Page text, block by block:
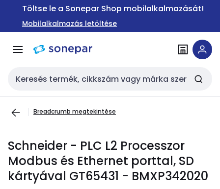
Ugrás a
Ugrás a
tartalomra
Töltse le a Sonepar Shop mobilalkalmazását!
Mobilalkalmazás letöltése
Keresési bemenet
Breadcrumb megtekintése
Schneider - PLC L2 Processzor
Modbus és Ethernet porttal, SD
kártyával GT65431 - BMXP342020